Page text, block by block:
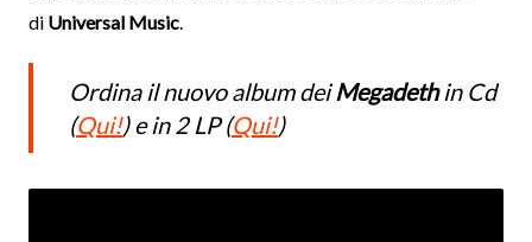
di Universal Music.
Ordina il nuovo album deiMegadethin Cd
(Qui!) e in 2 LP (Qui!)